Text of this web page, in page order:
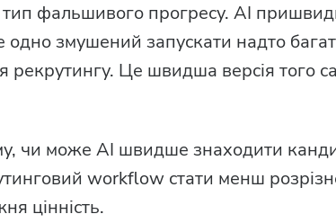
фальшивого прогресу. AI
одно змушений запускати надто
рекрутингу. Це швидша версія того
чи може AI швидше знаходити
workflow стати менш
цінність.